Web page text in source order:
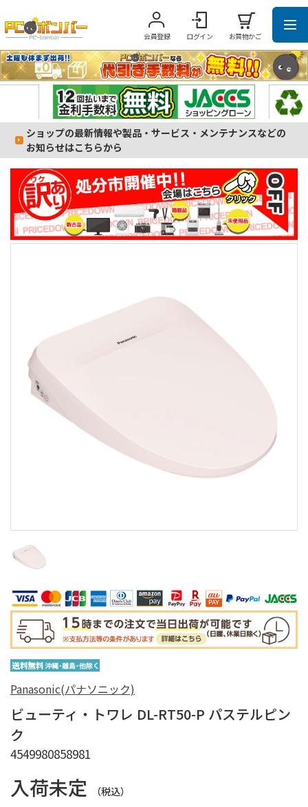
会員登録 ログイン お買物かご
ショップの最新情報や製品・サービス・メンテナンスなどの
お知らせはこちらから
Panasonic(パナソニック)
ビューティ・トワレ DL-RT50-P パステルピン
ク
4549980858981
入荷未定 （税込）